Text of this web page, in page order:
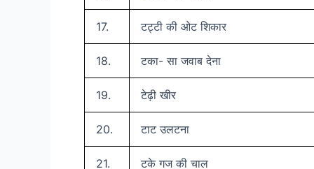
17. टट्टी की ओट शिकार
18. टका- सा जवाब देना
19. टेढ़ी खीर
20. टाट उलटना
21. टके गज की चाल